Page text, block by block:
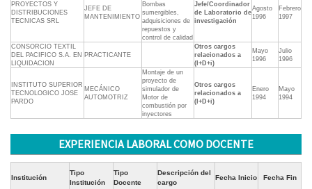
PROYECTOS Y
DISTRIBUCIONES
TECNICAS SRL
JEFE DE
MANTENIMIENTO
Bombas
sumergibles,
adquisiciones de
repuestos y
control de calidad
Jefe/Coordinador
de Laboratorio de
investigación
Agosto
1996
Febrero
1997
CONSORCIO TEXTIL
DEL PACIFICO S.A. EN
LIQUIDACION
PRACTICANTE
Otros cargos
relacionados a
(I+D+i)
Mayo
1996
Julio
1996
INSTITUTO SUPERIOR
TECNOLOGICO JOSE
PARDO
MECÁNICO
AUTOMOTRIZ
Montaje de un
proyecto de
simulador de
Motor de
combustión por
inyectores
Otros cargos
relacionados a
(I+D+i)
Enero
1994
Mayo
1994
EXPERIENCIA LABORAL COMO DOCENTE
Institución
Tipo
Institución
Tipo
Docente
Descripción del
cargo
Fecha Inicio Fecha Fin